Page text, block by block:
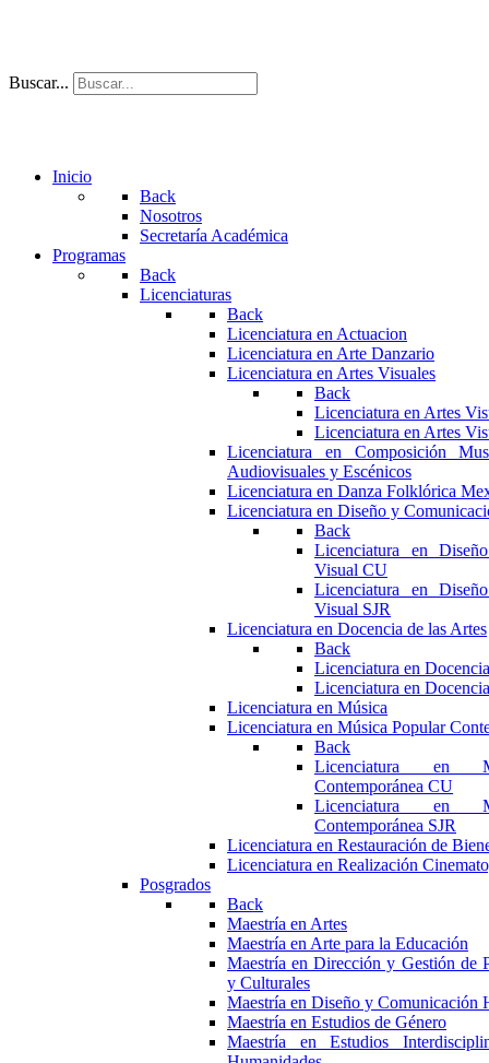
Buscar...
Inicio
Back
Nosotros
Secretaría Académica
Programas
Back
Licenciaturas
Back
Licenciatura en Actuacion
Licenciatura en Arte Danzario
Licenciatura en Artes Visuales
Back
Licenciatura en Artes
Licenciatura en Artes
Licenciatura en Composición
Audiovisuales y Escénicos
Licenciatura en Danza Folklórica
Licenciatura en Diseño y
Back
Licenciatura en
Visual CU
Licenciatura en
Visual SJR
Licenciatura en Docencia de las Artes
Back
Licenciatura en
Licenciatura en
Licenciatura en Música
Licenciatura en Música Popular
Back
Licenciatura en
Contemporánea CU
Licenciatura en
Contemporánea SJR
Licenciatura en Restauración de
Licenciatura en Realización
Posgrados
Back
Maestría en Artes
Maestría en Arte para la Educación
Maestría en Dirección y Gestión de
y Culturales
Maestría en Diseño y Comunicación
Maestría en Estudios de Género
Maestría en Estudios